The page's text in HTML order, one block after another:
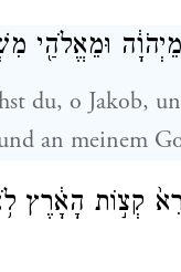
וּמֵאֱלֹהַ֖י
du, o Jakob,
an meinem
קְצ֣וֹת הָאָ֔רֶץ